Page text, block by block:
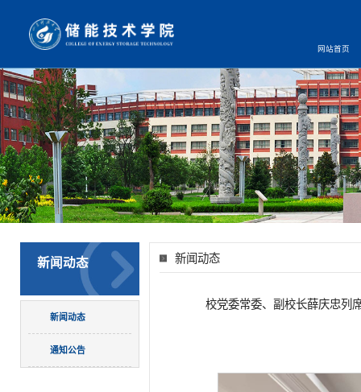
网站首页
新闻动态
新闻动态
通知公告
新闻动态
校党委常委、副校长薛庆忠列